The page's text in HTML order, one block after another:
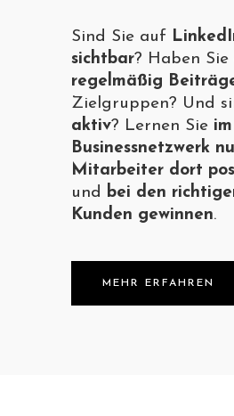
Sind Sie auf
sichtbar? Haben Sie
regelmäßig
Zielgruppen? Und
aktiv? Lernen Sie
Businessnetzwerk
Mitarbeiter dort
und bei den
Kunden gewinnen.
MEHR ERFAHREN